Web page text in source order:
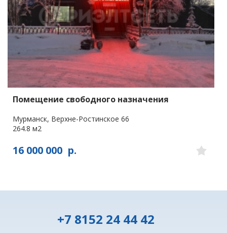
Помещение свободного назначения
Мурманск, Верхне-Ростинское 66
264.8 м2
16 000 000 р.
+7 8152 24 44 42